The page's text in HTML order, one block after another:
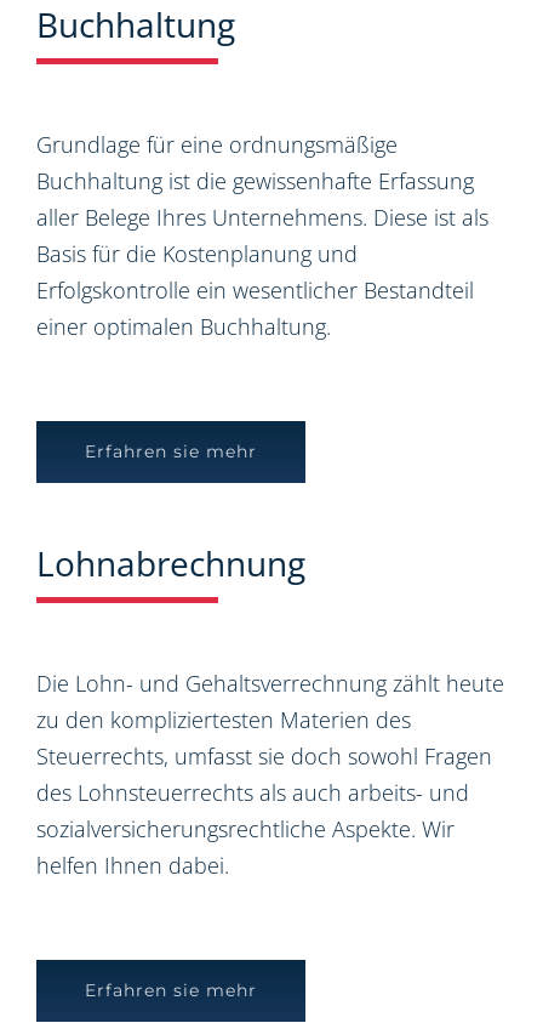
Buchhaltung
Grundlage für eine ordnungsmäßige
Buchhaltung ist die gewissenhafte Erfassung
aller Belege Ihres Unternehmens. Diese ist als
Basis für die Kostenplanung und
Erfolgskontrolle ein wesentlicher Bestandteil
einer optimalen Buchhaltung.
Erfahren sie mehr
Lohnabrechnung
Die Lohn- und Gehaltsverrechnung zählt heute
zu den kompliziertesten Materien des
Steuerrechts, umfasst sie doch sowohl Fragen
des Lohnsteuerrechts als auch arbeits- und
sozialversicherungsrechtliche Aspekte. Wir
helfen Ihnen dabei.
Erfahren sie mehr